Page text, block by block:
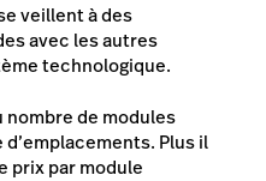
veillent à des
avec les autres
technologique.
nombre de modules
Plus il
prix par module